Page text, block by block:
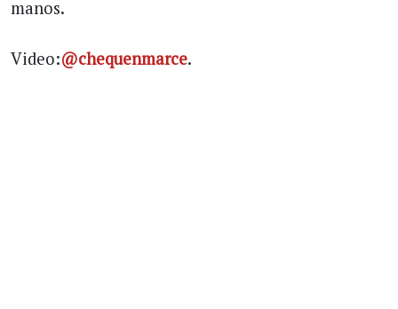
manos.
Video:@chequenmarce.